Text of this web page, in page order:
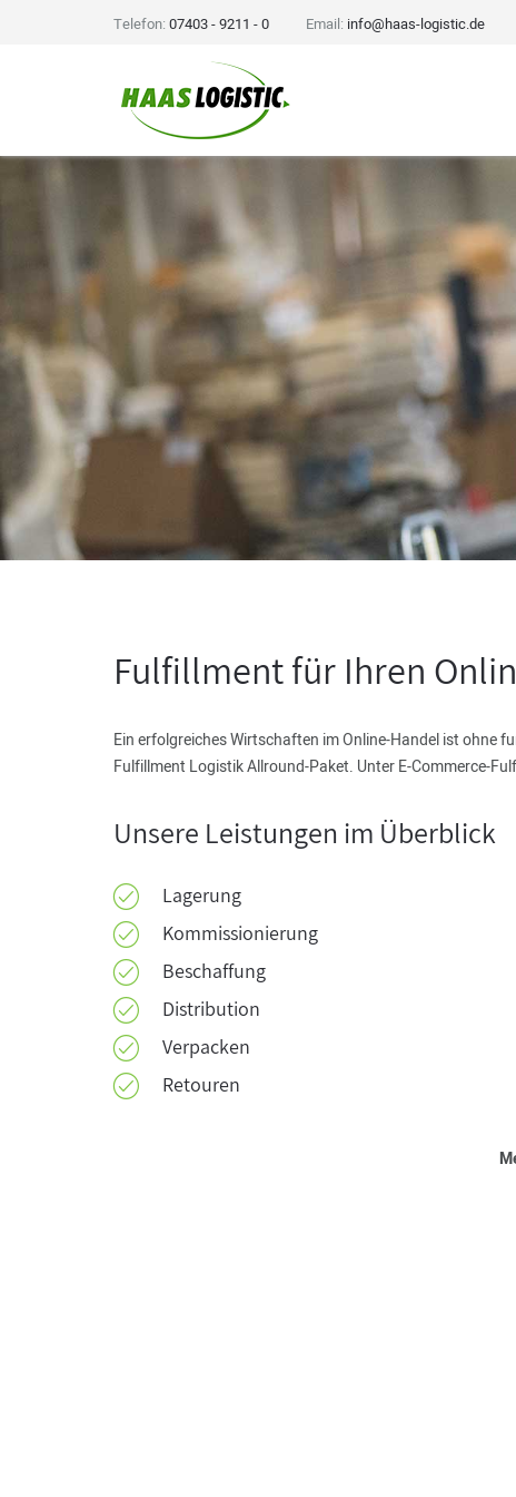
Telefon: 07403 - 9211 - 0 Email: info@haas-logistic.de
Fulfillment für Ihren
Ein erfolgreiches Wirtschaften im Online-Handel ist ohne
Fulfillment Logistik Allround-Paket. Unter E-Commerce-
Unsere Leistungen im Überblick
Lagerung
Kommissionierung
Beschaffung
Distribution
Verpacken
Retouren